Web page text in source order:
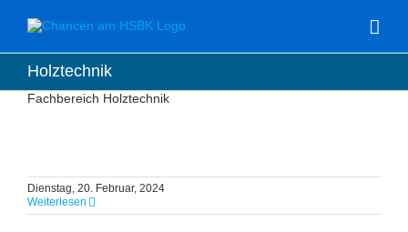
Inhalt
springen
Holztechnik
Fachbereich Holztechnik
Dienstag, 20. Februar, 2024
Weiterlesen